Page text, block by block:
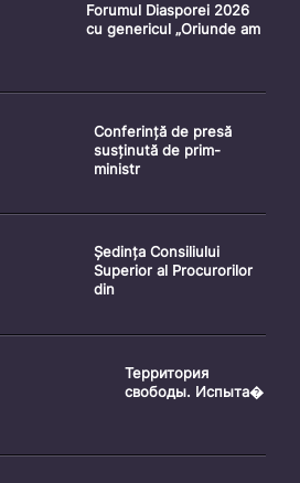
Forumul Diasporei 2026
cu genericul „Oriunde am
Conferință de presă
susținută de prim-
ministr
Ședința Consiliului
Superior al Procurorilor
din
Территория
свободы. Испыта�